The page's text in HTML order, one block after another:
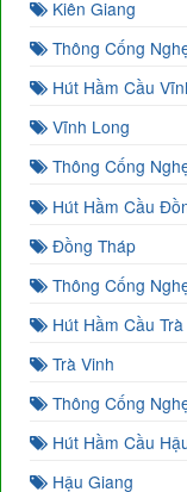
Kiên Giang
Thông Cống
Hút Hầm Cầu
Vĩnh Long
Thông Cống
Hút Hầm Cầu
Đồng Tháp
Thông Cống
Hút Hầm Cầu
Trà Vinh
Thông Cống
Hút Hầm Cầu
Hậu Giang